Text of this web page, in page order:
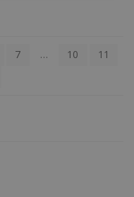
7 … 10
11